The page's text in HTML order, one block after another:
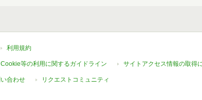
利用規約
Cookie等の利用に関するガイドライン サイトアクセス情報の取得
合わせ リクエストコミュニティ